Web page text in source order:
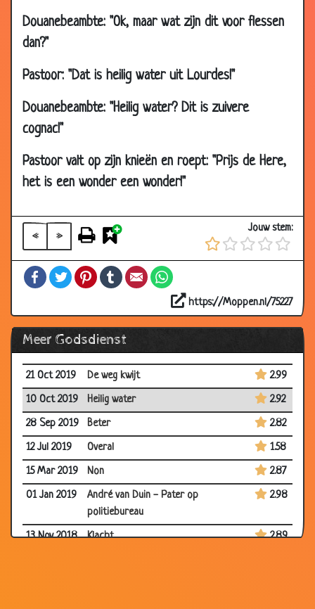
Douanebeambte: "Ok, maar wat zijn dit voor flessen
dan?"
Pastoor: "Dat is heilig water uit Lourdes!"
Douanebeambte: "Heilig water? Dit is zuivere
cognac!"
Pastoor valt op zijn knieën en roept: "Prijs de Here,
het is een wonder een wonder!"
« »
Jouw stem:
FacebookTwitterPinterestTumblrEmail
https://Moppen.nl/75227
Meer Godsdienst
21 Oct 2019 De weg kwijt
2.99
10 Oct 2019
Heilig water
2.92
28 Sep 2019
Beter
2.82
12 Jul 2019
Overal
1.58
15 Mar 2019
Non
2.87
01 Jan 2019
André van Duin - Pater op
politiebureau
2.98
13 Nov 2018 Klacht
2.89